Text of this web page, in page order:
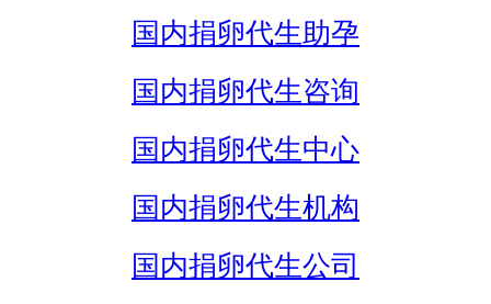
国内捐卵代生助孕
国内捐卵代生咨询
国内捐卵代生中心
国内捐卵代生机构
国内捐卵代生公司